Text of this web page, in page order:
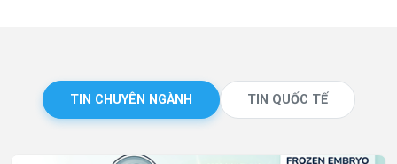
TIN CHUYÊN NGÀNH TIN QUỐC TẾ